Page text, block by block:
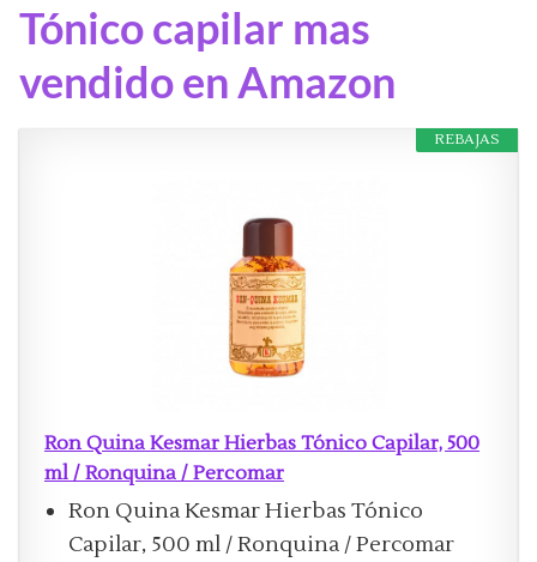
Tónico capilar mas
vendido en Amazon
REBAJAS
Ron Quina Kesmar Hierbas Tónico Capilar, 500
ml / Ronquina / Percomar
Ron Quina Kesmar Hierbas Tónico
Capilar, 500 ml / Ronquina / Percomar